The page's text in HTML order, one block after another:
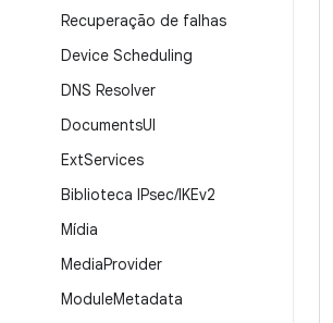
Recuperação de falhas
Device Scheduling
DNS Resolver
DocumentsUI
ExtServices
Biblioteca IPsec/IKEv2
Mídia
MediaProvider
ModuleMetadata